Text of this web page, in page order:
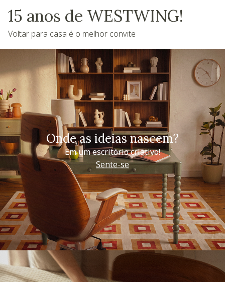
15 anos de WESTWING!
Voltar para casa é o melhor convite
Onde as ideias nascem?
Em um escritório criativo!
Sente-se